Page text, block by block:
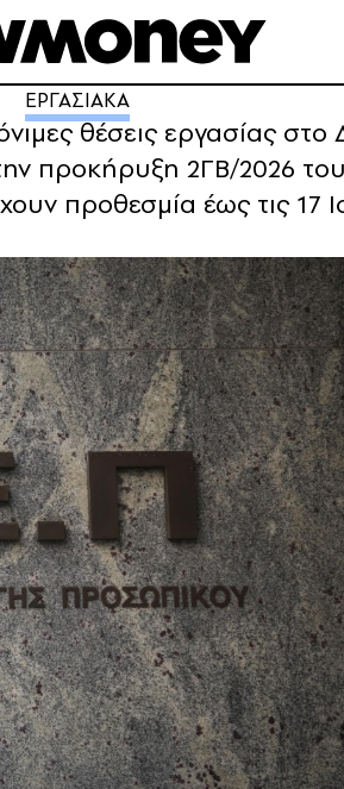
ΕΡΓΑΣΙΑΚΑ
θέσεις εργασίας στο
προκήρυξη 2ΓΒ/2026
προθεσμία έως τις